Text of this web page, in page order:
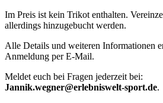
Im Preis ist kein Trikot enthalten.
allerdings hinzugebucht werden.
Alle Details und weiteren Informationen
Anmeldung per E-Mail.
Meldet euch bei Fragen jederzeit bei:
Jannik.wegner@erlebniswelt-sport.de.